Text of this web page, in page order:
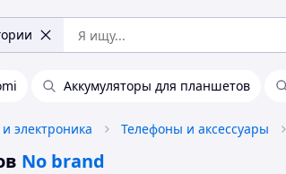
Аккумуляторы для планшетов
электроника Телефоны и аксессуары
No brand